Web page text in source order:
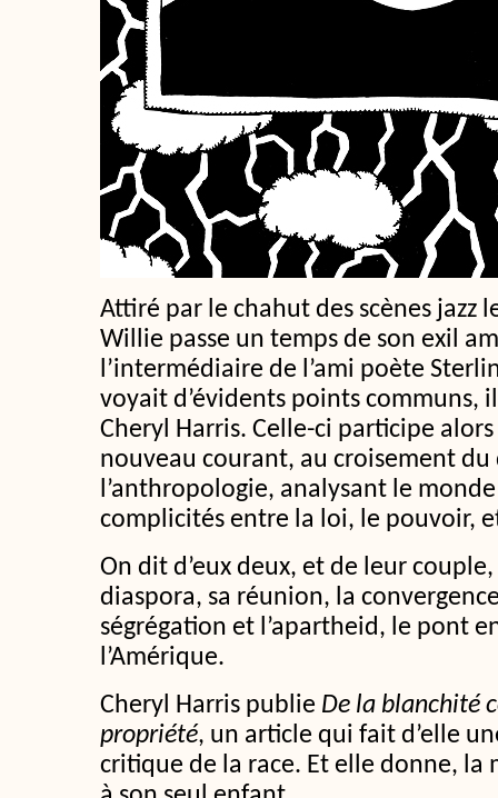
Attiré par le chahut des scènes jazz
Willie passe un temps de son exil
l’intermédiaire de l’ami poète
voyait d’évidents points communs,
Cheryl Harris. Celle-ci participe alors
nouveau courant, au croisement
l’anthropologie, analysant le monde
complicités entre la loi, le pouvoir,
On dit d’eux deux, et de leur
diaspora, sa réunion, la
ségrégation et l’apartheid, le pont
l’Amérique.
Cheryl Harris publie De la blanchité
propriété, un article qui fait d’elle
critique de la race. Et elle donne, la